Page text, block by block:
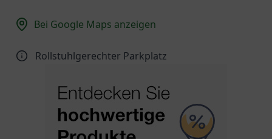
Bei Google Maps anzeigen
Rollstuhlgerechter Parkplatz